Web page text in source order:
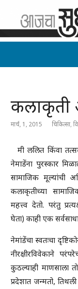
मार्च, 1, 2015 चिकित्सा,
मी ललित किंवा
नेमाडेंना पुरस्कार
सामाजिक मूल्यांची
कलाकृतीच्या
महत्त्व देतो. परंतु
घेता) काही एक
नेमांडेंचा स्वतःचा
नीरक्षीरविवेकाने
कुठल्याही माणसाला
प्रदेशात जन्मतो,